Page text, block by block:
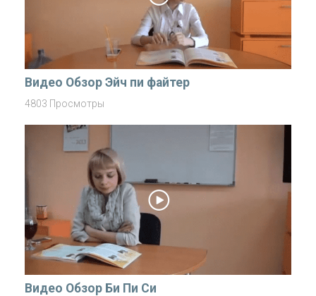
Видео Обзор Эйч пи файтер
4803 Просмотры
Видео Обзор Би Пи Си